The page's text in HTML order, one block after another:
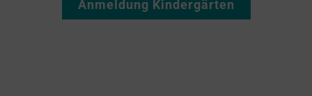
Anmeldung Kindergärten